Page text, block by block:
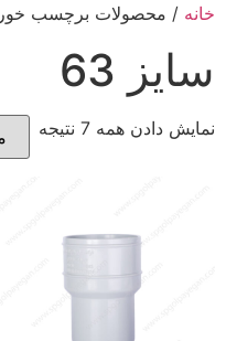
خانه / محصولات برچسب خورده
سایز 63
نمایش دادن همه 7 نتیجه